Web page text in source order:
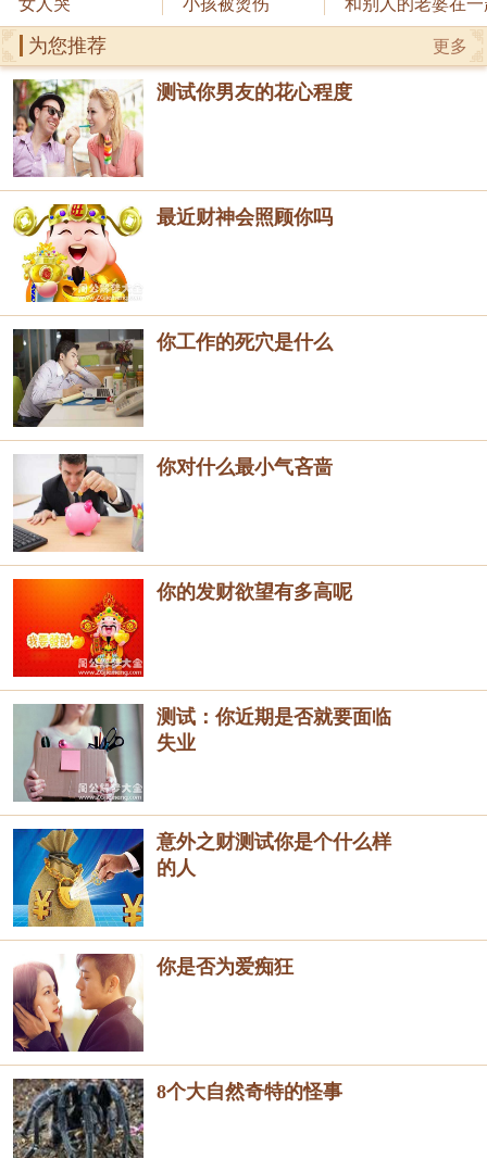
更多
为您推荐
测试你男友的花心程度
最近财神会照顾你吗
你工作的死穴是什么
你对什么最小气吝啬
你的发财欲望有多高呢
测试：你近期是否就要面临
失业
意外之财测试你是个什么样
的人
你是否为爱痴狂
8个大自然奇特的怪事